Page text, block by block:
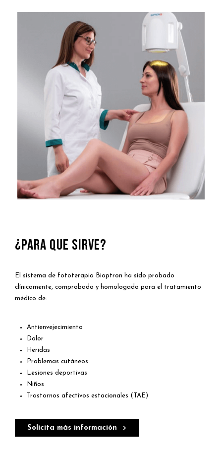
¿PARA QUE SIRVE?
El sistema de fototerapia Bioptron ha sido probado
clínicamente, comprobado y homologado para el tratamiento
médico de:
Antienvejecimiento
Dolor
Heridas
Problemas cutáneos
Lesiones deportivas
Niños
Trastornos afectivos estacionales (TAE)
Solicita más información